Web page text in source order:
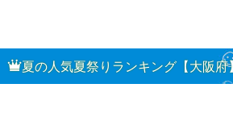
夏の人気夏祭りランキング【大阪府